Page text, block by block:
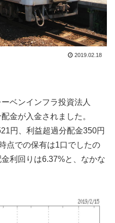
2019.02.18
ベンインフラ投資法人
金が入金されました。
円、利益超過分配金350円
点での保有は1口でしたの
利回りは6.37%と、なかな